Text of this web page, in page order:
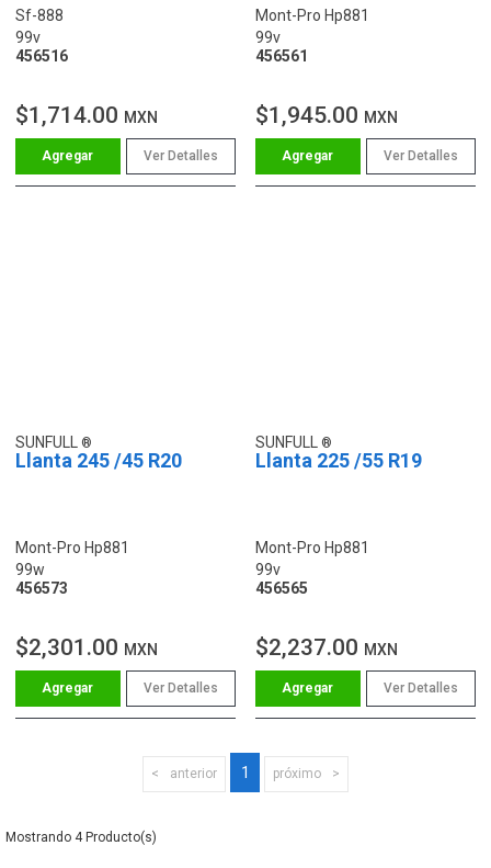
Sf-888
99v
456516
$1,714.00 MXN
Ver Detalles
Mont-Pro Hp881
99v
456561
$1,945.00 MXN
Ver Detalles
SUNFULL
Llanta 245 /45 R20
Mont-Pro Hp881
99w
456573
$2,301.00 MXN
Ver Detalles
SUNFULL
Llanta 225 /55 R19
Mont-Pro Hp881
99v
456565
$2,237.00 MXN
Ver Detalles
anterior 1 próximo
4